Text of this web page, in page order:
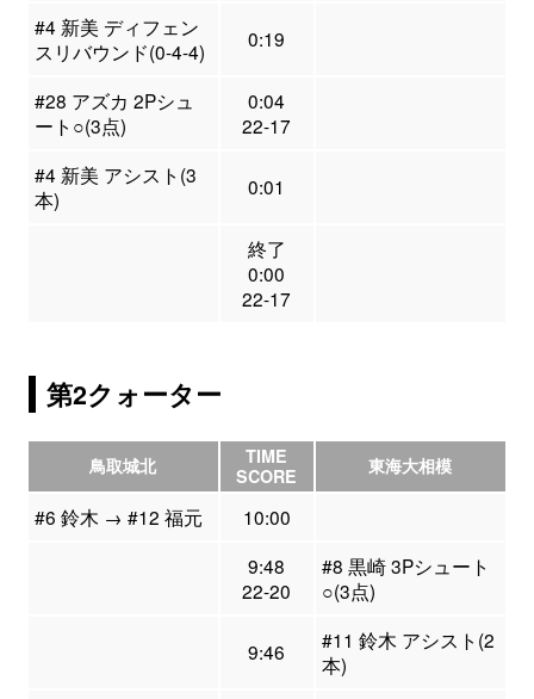
#4 新美 ディフェン
スリバウンド(0-4-4)
0:19
#28 アズカ 2Pシュ
ート○(3点)
0:04
22-17
#4 新美 アシスト(3
本)
0:01
終了
0:00
22-17
第2クォーター
鳥取城北
TIME
SCORE
東海大相模
#6 鈴木 → #12 福元
10:00
9:48
22-20
#8 黒崎 3Pシュート
○(3点)
9:46
#11 鈴木 アシスト(2
本)